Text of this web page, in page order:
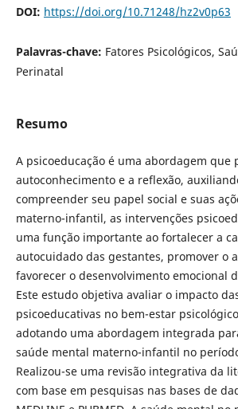
DOI: https://doi.org/10.71248/hz2v0p63
Palavras-chave: Fatores Psicológicos,
Perinatal
Resumo
A psicoeducação é uma abordagem que
autoconhecimento e a reflexão,
compreender seu papel social e suas
materno-infantil, as intervenções
uma função importante ao fortalecer a
autocuidado das gestantes, promover o
favorecer o desenvolvimento emocional
Este estudo objetiva avaliar o impacto
psicoeducativas no bem-estar
adotando uma abordagem integrada
saúde mental materno-infantil no
Realizou-se uma revisão integrativa da
com base em pesquisas nas bases de